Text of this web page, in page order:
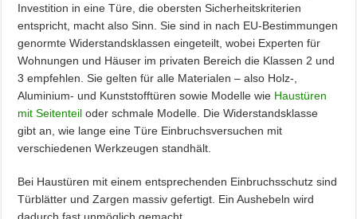
Investition in eine Türe, die obersten Sicherheitskriterien
entspricht, macht also Sinn. Sie sind in nach EU-Bestimmungen
genormte Widerstandsklassen eingeteilt, wobei Experten für
Wohnungen und Häuser im privaten Bereich die Klassen 2 und
3 empfehlen. Sie gelten für alle Materialen – also Holz-,
Aluminium- und Kunststofftüren sowie Modelle wie Haustüren
mit Seitenteil oder schmale Modelle. Die Widerstandsklasse
gibt an, wie lange eine Türe Einbruchsversuchen mit
verschiedenen Werkzeugen standhält.
Bei Haustüren mit einem entsprechenden Einbruchsschutz sind
Türblätter und Zargen massiv gefertigt. Ein Aushebeln wird